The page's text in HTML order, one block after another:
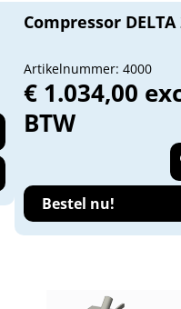
Compressor DELTA
Artikelnummer: 4000
€ 1.034,00
BTW
Bestel nu!